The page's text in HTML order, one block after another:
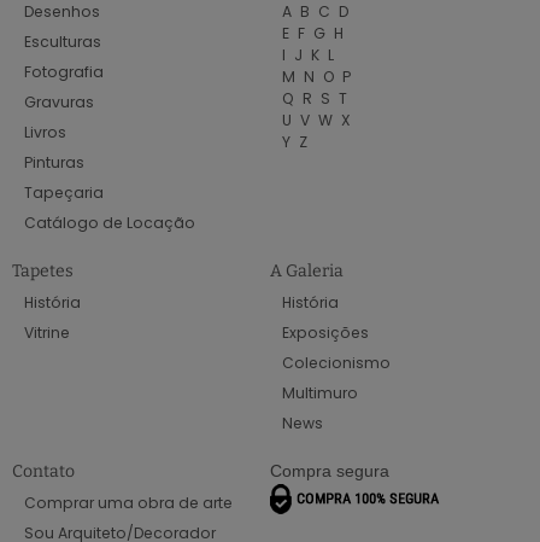
Desenhos
Esculturas
Fotografia
Gravuras
Livros
Pinturas
Tapeçaria
Catálogo de Locação
A B C D
E F G H
I J K L
M N O P
Q R S T
U V W X
Y Z
Tapetes
História
Vitrine
A Galeria
História
Exposições
Colecionismo
Multimuro
News
Contato
Comprar uma obra de arte
Sou Arquiteto/Decorador
Compra segura